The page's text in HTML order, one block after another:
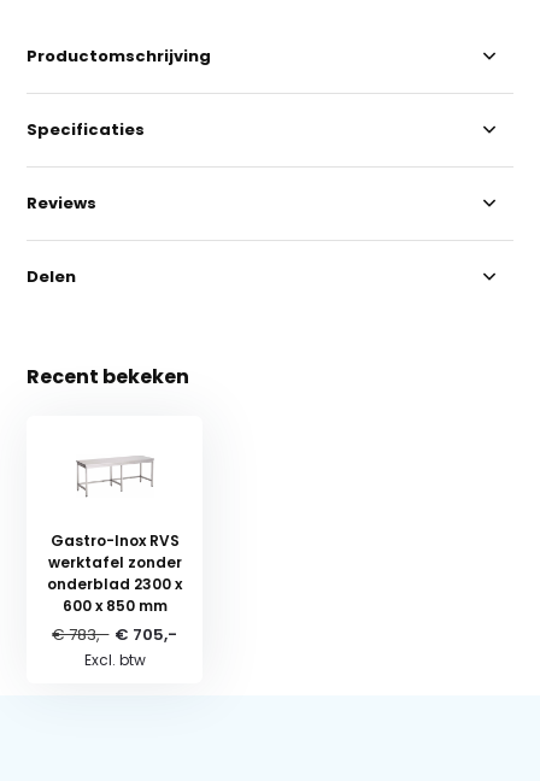
Productomschrijving
Specificaties
Reviews
Delen
Recent bekeken
Gastro-Inox RVS
werktafel zonder
onderblad 2300 x
600 x 850 mm
€ 783,- € 705,-
Excl. btw